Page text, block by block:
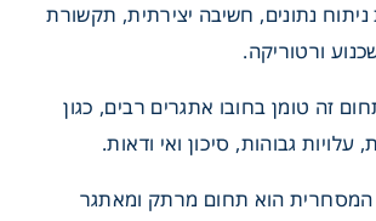
ניתוח נתונים, חשיבה יצירתית, תקשורת
ורטוריקה.
זה טומן בחובו אתגרים רבים, כגון
גבוהות, סיכון ואי ודאות.
המסחרית הוא תחום מרתק ומאתגר